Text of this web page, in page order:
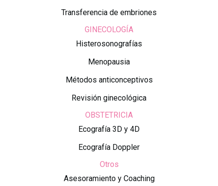
Transferencia de embriones
GINECOLOGÍA
Histerosonografías
Menopausia
Métodos anticonceptivos
Revisión ginecológica
OBSTETRICIA
Ecografía 3D y 4D
Ecografía Doppler
Otros
Asesoramiento y Coaching